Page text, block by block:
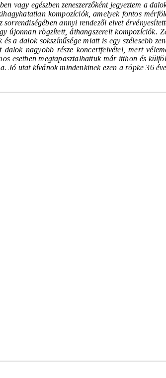
vagy egészben zeneszerzőként jegyeztem a
kompozíciók, amelyek fontos
sorrendiségében annyi rendezői elvet
újonnan rögzített, áthangszerelt kompozíciók.
a dalok sokszínűsége miatt is egy szélesebb
dalok nagyobb része koncertfelvétel, mert
esetben megtapasztalhattuk már itthon és
Jó utat kívánok mindenkinek ezen a röpke 36